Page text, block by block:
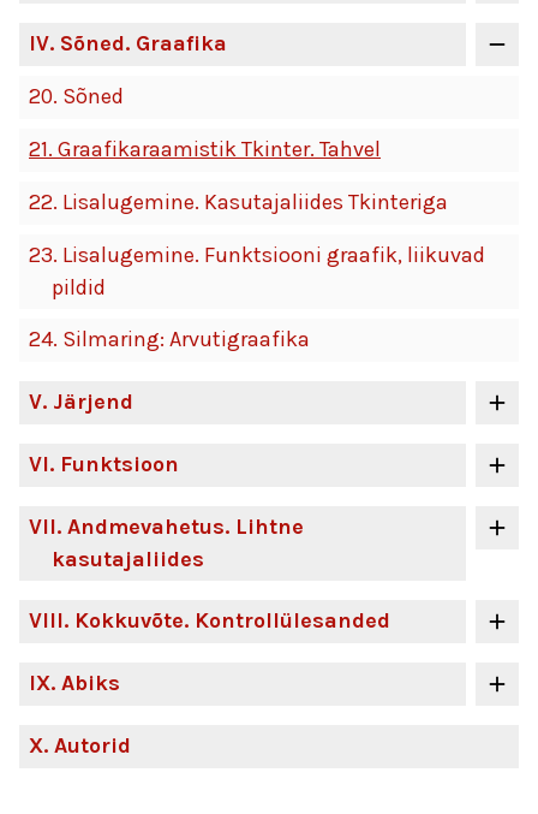
IV. Sõned. Graafika
20. Sõned
21. Graafikaraamistik Tkinter. Tahvel
22. Lisalugemine. Kasutajaliides Tkinteriga
23. Lisalugemine. Funktsiooni graafik, liikuvad
pildid
24. Silmaring: Arvutigraafika
V. Järjend
VI. Funktsioon
VII. Andmevahetus. Lihtne
kasutajaliides
VIII. Kokkuvõte. Kontrollülesanded
IX. Abiks
X. Autorid